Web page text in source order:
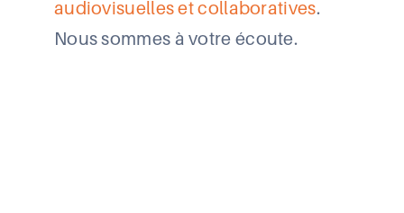
audiovisuelles et collaboratives.
Nous sommes à votre écoute.